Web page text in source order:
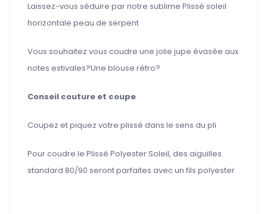
Laissez-vous séduire par notre sublime Plissé soleil
horizontale peau de serpent
Vous souhaitez vous coudre une jolie jupe évasée aux
notes estivales?Une blouse rétro?
Conseil couture et coupe
Coupez et piquez votre plissé dans le sens du pli
Pour coudre le Plissé Polyester Soleil, des aiguilles
standard 80/90 seront parfaites avec un fils polyester